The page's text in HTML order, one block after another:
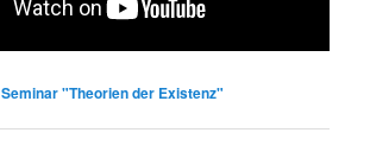
Seminar "Theorien der Existenz"